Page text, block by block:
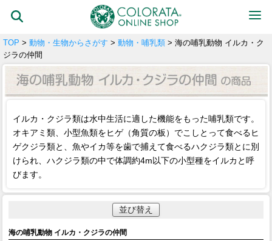
TOP > 動物・生物からさがす > 動物・哺乳類 > 海の哺乳動物 イルカ・ク
ジラの仲間
イルカ・クジラ類は水中生活に適した機能をもった哺乳類です。
オキアミ類、小型魚類をヒゲ（角質の板）でこしとって食べるヒ
ゲクジラ類と、魚やイカ等を歯で捕えて食べるハクジラ類とに別
けられ、ハクジラ類の中で体調約4m以下の小型種をイルカと呼
びます。
並び替え
海の哺乳動物 イルカ・クジラの仲間